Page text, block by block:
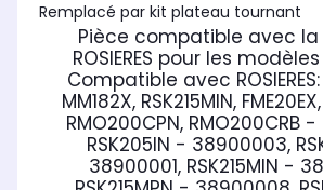
Remplacé par kit plateau tournant
Pièce compatible avec
ROSIERES pour les
Compatible avec ROSIERES:
MM182X, RSK215MIN,
RMO200CPN, RMO200CRB
RSK205IN - 38900003,
38900001, RSK215MIN -